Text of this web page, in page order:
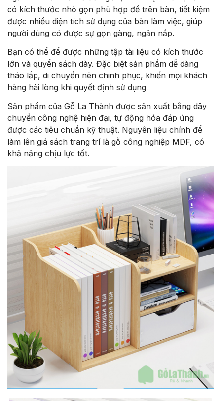
có kích thước nhỏ gọn phù hợp để trên bàn, tiết kiệm
được nhiều diện tích sử dụng của bàn làm việc, giúp
người dùng có được sự gọn gàng, ngăn nắp.
Bạn có thể để được những tập tài liệu có kích thước
lớn và quyển sách dày. Đặc biệt sản phẩm dễ dàng
tháo lắp, di chuyển nên chinh phục, khiến mọi khách
hàng hài lòng khi quyết định sử dụng.
Sản phẩm của Gỗ La Thành được sản xuất bằng dây
chuyền công nghệ hiện đại, tự động hóa đáp ứng
được các tiêu chuẩn kỹ thuật. Nguyên liệu chính để
làm lên giá sách trang trí là gỗ công nghiệp MDF, có
khả năng chịu lực tốt.